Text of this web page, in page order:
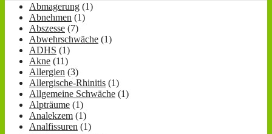
Abmagerung (1)
Abnehmen (1)
Abszesse (7)
Abwehrschwäche (1)
ADHS (1)
Akne (11)
Allergien (3)
Allergische-Rhinitis (1)
Allgemeine Schwäche (1)
Alpträume (1)
Analekzem (1)
Analfissuren (1)